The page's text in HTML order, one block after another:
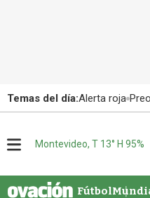
Temas del día:Alerta roja
u
Montevideo, T 13° H 95%
Fútbol